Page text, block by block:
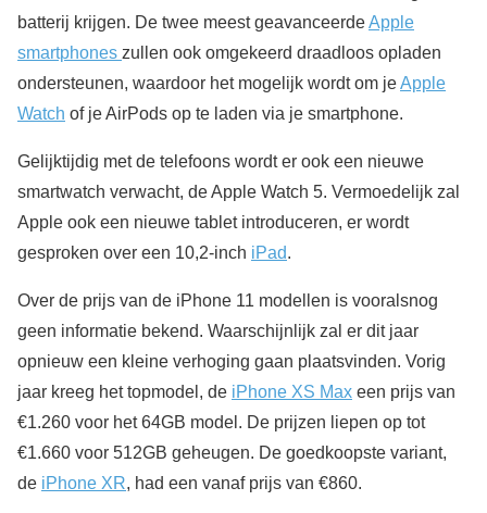
batterij krijgen. De twee meest geavanceerdeApple
smartphones zullen ook omgekeerd draadloos opladen
ondersteunen, waardoor het mogelijk wordt om jeApple
Watch of je AirPods op te laden via je smartphone.
Gelijktijdig met de telefoons wordt er ook een nieuwe
smartwatch verwacht, de Apple Watch 5. Vermoedelijk zal
Apple ook een nieuwe tablet introduceren, er wordt
gesproken over een 10,2-inch iPad.
Over de prijs van de iPhone 11 modellen is vooralsnog
geen informatie bekend. Waarschijnlijk zal er dit jaar
opnieuw een kleine verhoging gaan plaatsvinden. Vorig
jaar kreeg het topmodel, de iPhone XS Max een prijs van
€1.260 voor het 64GB model. De prijzen liepen op tot
€1.660 voor 512GB geheugen. De goedkoopste variant,
de iPhone XR, had een vanaf prijs van €860.